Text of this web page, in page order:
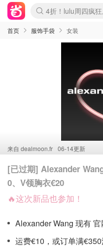
Boticinal 夏促开抢！
4折！lulu周四疯
还没结束！
Joybuy变相75折
速领！Stanley独家
疑似霸哥！
Zalando 奥莱闪促
Moncler反季囤！5
Coach Brooklyn仅
首页 服饰手袋 女装
来自 dealmoon.fr 06-14更新
[已过期] Alexander
0、V领胸衣€20
🔥这次新品也参加！
Alexander Wang 现有 官
运费€10，或订单满€350